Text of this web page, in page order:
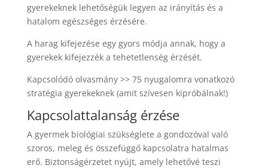
gyerekeknek lehetőségük legyen az irányítás és a
hatalom egészséges érzésére.
A harag kifejezése egy gyors módja annak, hogy a
gyerekek kifejezzék a tehetetlenség érzését.
Kapcsolódó olvasmány >> 75 nyugalomra vonatkozó
stratégia gyerekeknek (amit szívesen kipróbálnak!)
Kapcsolattalanság érzése
A gyermek biológiai szükséglete a gondozóval való
szoros, meleg és összefüggő kapcsolatra hatalmas
erő. Biztonságérzetet nyújt, amely lehetővé teszi